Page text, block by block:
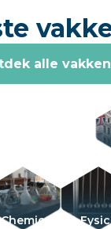
alle vakken
Chemie